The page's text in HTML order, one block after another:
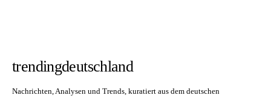
trendingdeutschland
Nachrichten, Analysen und Trends, kuratiert aus dem deutschen